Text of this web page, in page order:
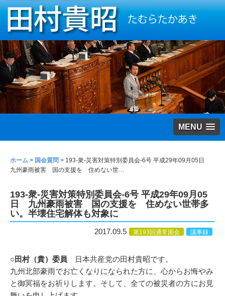
MENU
ホーム > 国会質問 > 193-衆-災害対策特別委員会-6号 平成29年09月05日
九州豪雨被害 国の支援を 住めない世…
193-衆-災害対策特別委員会-6号 平成29年09月05
日 九州豪雨被害 国の支援を 住めない世帯多
い。半壊住宅解体も対象に
2017.09.5 第193回通常国会 議事録
○田村（貴）委員 日本共産党の田村貴昭です。
九州北部豪雨でお亡くなりになられた方に、心からお悔やみ
と御冥福をお祈りします。そして、全ての被災者の方にお見